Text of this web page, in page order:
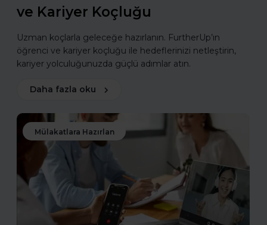
ve Kariyer Koçluğu
Uzman koçlarla geleceğe hazırlanın. FurtherUp’ın
öğrenci ve kariyer koçluğu ile hedeflerinizi netleştirin,
kariyer yolculuğunuzda güçlü adımlar atın.
Daha fazla oku
Mülakatlara Hazırlan